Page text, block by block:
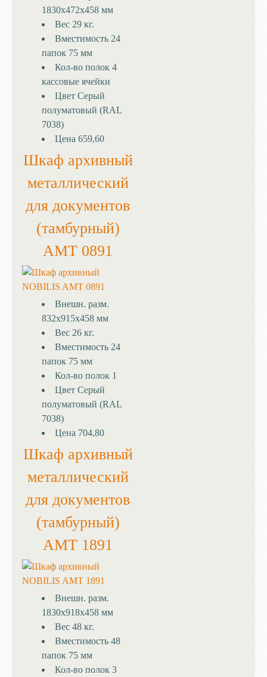
1830x472x458 мм
Вес 29 кг.
Вместимость 24
папок 75 мм
Кол-во полок 4
кассовые ячейки
Цвет Серый
полуматовый (RAL
7038)
Цена 659,60
Шкаф архивный
металлический
для документов
(тамбурный)
AMT 0891
Внешн. разм.
832x915x458 мм
Вес 26 кг.
Вместимость 24
папок 75 мм
Кол-во полок 1
Цвет Серый
полуматовый (RAL
7038)
Цена 704,80
Шкаф архивный
металлический
для документов
(тамбурный)
AMT 1891
Внешн. разм.
1830x918x458 мм
Вес 48 кг.
Вместимость 48
папок 75 мм
Кол-во полок 3